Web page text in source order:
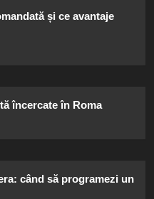
și ce avantaje
încercate în Roma
când să programezi un